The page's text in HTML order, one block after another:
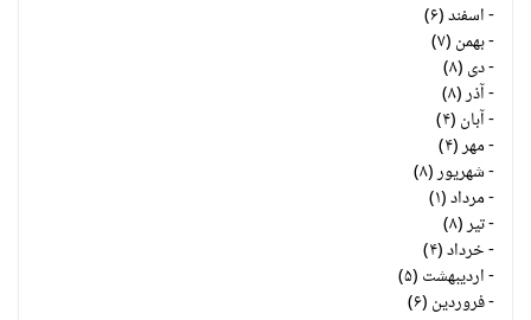
-اسفند (۶)
-بهمن (۷)
-دی (۸)
-آذر (۸)
-آبان (۴)
-مهر (۴)
-شهریور (۸)
-مرداد (۱)
-تیر (۸)
-خرداد (۴)
-اردیبهشت (۵)
-فروردین (۶)